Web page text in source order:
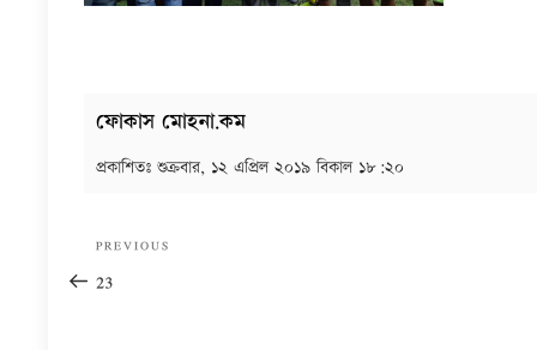
ফোকাস মোহনা.কম
প্রকাশিতঃ শুক্রবার, ১২ এপ্রিল ২০১৯ বিকাল ১৮:২০
Previous
Post
PREVIOUS
23